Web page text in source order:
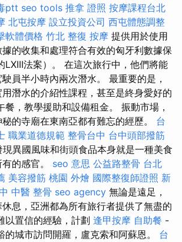
ptt seo tools 推拿 證照 按摩課程台北
北屯按摩 設立投資公司 西屯體態調整
軟體價格 竹北 整復 按摩 提供用於使用
的收集和處理符合有效的匈牙利數據保
LXIII法案）。 在這次旅行中，他們將能
員半小時內兩次潛水。 最重要的是，
潛水的介紹性課程，甚至是終身愛好的
餐，教學援助和設備租金。 振動市場，
的寺廟在東南亞都有難忘的經歷。 台
職業道德規範 整骨台中 台中頭部撥筋
現異國風味和街頭食品本身就是一種美食
的感官。 seo 意思 公益路整骨 台北
美容撥筋 桃園 外燴 國際整復師證照 新
中醫 整骨 seo agency 無論是遠足，
息，亞洲都為所有旅行者提供了無盡的
以置信的經驗，計劃 逢甲按摩 自助餐 -
的城市訪問開羅，盧克索和阿蘇恩。 台